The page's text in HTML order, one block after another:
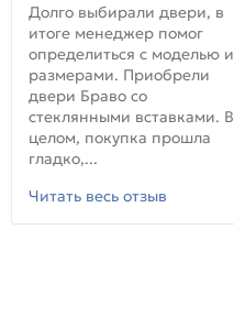
Долго выбирали двери, в
итоге менеджер помог
определиться с моделью и
размерами. Приобрели
двери Браво со
стеклянными вставками. В
целом, покупка прошла
гладко,...
Читать весь отзыв